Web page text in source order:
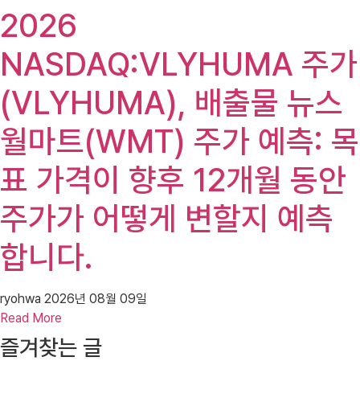
2026
NASDAQ:VLYHUMA 주가
(VLYHUMA), 배출물 뉴스
월마트(WMT) 주가 예측: 목
표 가격이 향후 12개월 동안
주가가 어떻게 변할지 예측
합니다.
ryohwa 2026년 08월 09일
Read More
즐겨찾는 글